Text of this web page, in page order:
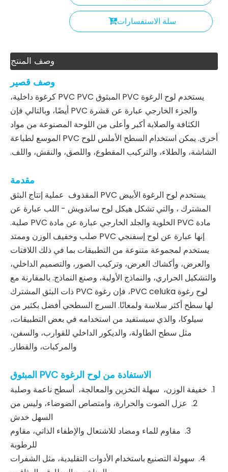
سلة الاستفسارات
وصف المنتج
وصف قصير
يستخدم لوح الرغوة PVC المبثوق PVC PVC كرغوة داخلية،
والجزء الخارجي عبارة عن قشرة PVC أيضًا، وبالتالي فإن
الكثافة والصلابة أكبر وأعلى من اللوحة المصنوعة من مواد
أخرى. يمكن استخدام السطح الأملس للوح PVC الموسع لطباعة
الشاشة، والطلاء، والتركيب المقطوع، واللصق، والنقش، واللف.
مقدمة
يستخدم لوح الرغوة الأبيض PVC المقذوف عملية إنتاج البثق
المشترك ، والتي تشكل هيكل لوح ساندويش - اللب عبارة عن
مادة PVC الخلوية والجلد الخارجي عبارة عن مادة PVC صلبة.
إنها عبارة عن لوح إسفنجي PVC صلب وخفيف الوزن وممتد
يستخدم لمجموعة متنوعة من التطبيقات بما في ذلك اللافتات
والعرض، وأكشاك العرض، وتركيب الصور، والتصميم الداخلي،
والتشكيل الحراري، والنماذج الأولية، وصنع النماذج. بالمقارنة مع
لوح رغوة PVC celuka، فإن رغوة PVC ذات البثق المشترك
لها سطح أكثر سلاسة ولمعانًا. السرج السطحي أفضل بكثير من
سيلوكا، والذي سيستفيد من استخدامه في بعض التطبيقات،
مثل سطح الطاولة، والديكور الداخلي للقوارب، والسفن،
والمركبات، والقطار.
الاستفادة من لوح الرغوة PVC المبثوق
1. خفيفة الوزن، سهلة التخزين والمعالجة، أسطح ناعمة وصلبة
2. عزل الصوت والحرارة، وامتصاص الضوضاء، وليس من
السهل خدش
3. مقاوم للماء ومضاد للاشتعال والإطفاء الذاتي، مقاوم
للرطوبة
4. سهولة التصنيع باستخدام الأدوات التقليدية، مثل الشفرات